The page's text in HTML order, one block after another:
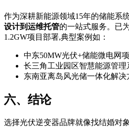
作为深耕新能源领域15年的储能系
设计到运维托管的一站式服务。已
1.2GW项目部署,典型案例如：
中东50MW光伏+储能微电网
长三角工业园区智慧能源管理
东南亚离岛风光储一体化解决
六、结论
选择光伏逆变器品牌就像找结婚